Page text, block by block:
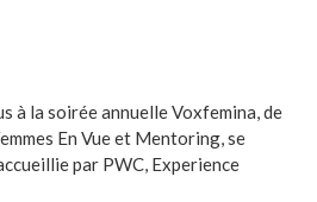
à la soirée annuelle Voxfemina, de
En Vue et Mentoring, se
par PWC, Experience